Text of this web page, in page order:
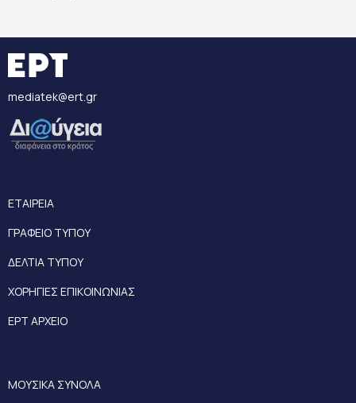
mediatek@ert.gr
ΕΤΑΙΡΕΙΑ
ΓΡΑΦΕΙΟ ΤΥΠΟΥ
ΔΕΛΤΙΑ ΤΥΠΟΥ
ΧΟΡΗΓΙΕΣ ΕΠΙΚΟΙΝΩΝΙΑΣ
ΕΡΤ ΑΡΧΕΙΟ
ΜΟΥΣΙΚΑ ΣΥΝΟΛΑ